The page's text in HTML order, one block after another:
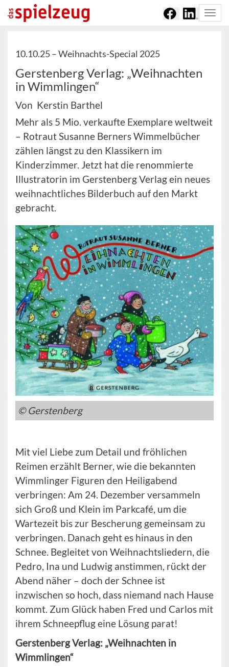
10.10.25 –Weihnachts-Special 2025
Gerstenberg Verlag: „Weihnachten
in Wimmlingen“
Von Kerstin Barthel
Mehr als 5 Mio. verkaufte Exemplare weltweit
– Rotraut Susanne Berners Wimmelbücher
zählen längst zu den Klassikern im
Kinderzimmer. Jetzt hat die renommierte
Illustratorin im Gerstenberg Verlag ein neues
weihnachtliches Bilderbuch auf den Markt
gebracht.
© Gerstenberg
Mit viel Liebe zum Detail und fröhlichen
Reimen erzählt Berner, wie die bekannten
Wimmlinger Figuren den Heiligabend
verbringen: Am 24. Dezember versammeln
sich Groß und Klein im Parkcafé, um die
Wartezeit bis zur Bescherung gemeinsam zu
verbringen. Danach geht es hinaus in den
Schnee. Begleitet von Weihnachtsliedern, die
Pedro, Ina und Ludwig anstimmen, rückt der
Abend näher – doch der Schnee ist
inzwischen so hoch, dass niemand nach Hause
kommt. Zum Glück haben Fred und Carlos mit
ihrem Schneepflug eine Lösung parat!
Gerstenberg Verlag: „Weihnachten in
Wimmlingen“